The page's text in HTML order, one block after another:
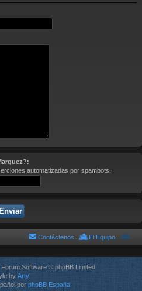
automatizadas por spambots.
El Equipo
Contáctenos
Software © phpBB Limited
by Arty
por phpBB España